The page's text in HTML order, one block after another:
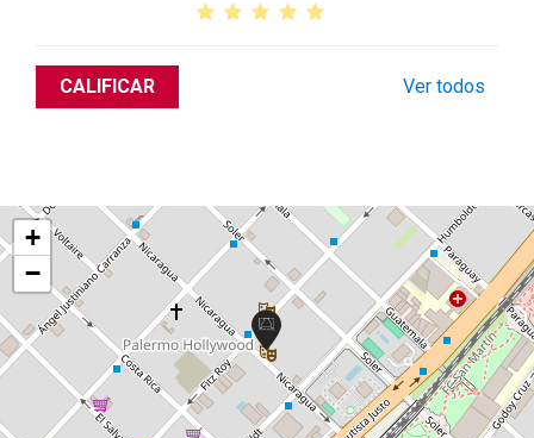
CALIFICAR Ver todos
+
−